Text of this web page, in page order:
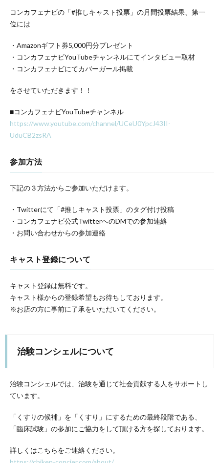
コンカフェナビの「#推しキャスト投票」の月間投票結果、第一
位には
・Amazonギフト券5,000円分プレゼント
・コンカフェナビYouTubeチャンネルにてインタビュー取材
・コンカフェナビにてカバーガール掲載
をさせていただきます！！
■コンカフェナビYouTubeチャンネル
https://www.youtube.com/channel/UCeU0YpcJ43II-
UduCB2zsRA
参加方法
下記の３方法からご参加いただけます。
・Twitterにて「#推しキャスト投票」のタグ付け投稿
・コンカフェナビ公式TwitterへのDMでの参加連絡
・お問い合わせからの参加連絡
キャスト登録について
キャスト登録は無料です。
キャスト様からの登録希望もお待ちしております。
※お店の方に事前に了承をいただいてください。
治験コンシェルについて
治験コンシェルでは、治験を通じて社会貢献する人をサポートし
ています。
「くすりの候補」を「くすり」にするための最終段階である、
「臨床試験」の参加にご協力をして頂ける方を探しております。
詳しくはこちらをご連絡ください。